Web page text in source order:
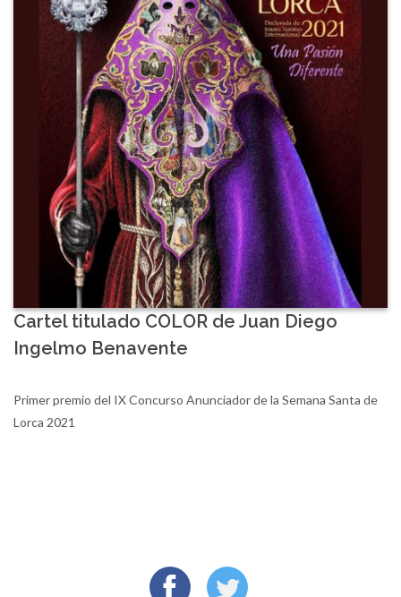
Cartel titulado COLOR de Juan Diego
Ingelmo Benavente
Primer premio del IX Concurso Anunciador de la Semana Santa de
Lorca 2021